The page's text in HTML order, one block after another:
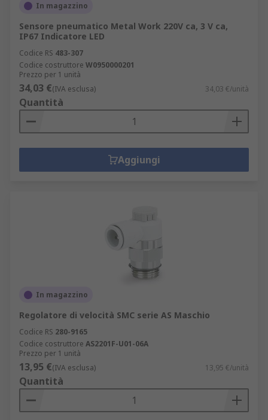
In magazzino
Sensore pneumatico Metal Work 220V ca, 3 V ca,
IP67 Indicatore LED
Codice RS 483-307
Codice costruttore W0950000201
Prezzo per 1 unità
34,03 €(IVA esclusa) 34,03 €/unità
Quantità
Aggiungi
In magazzino
Regolatore di velocità SMC serie AS Maschio
Codice RS 280-9165
Codice costruttore AS2201F-U01-06A
Prezzo per 1 unità
13,95 €(IVA esclusa) 13,95 €/unità
Quantità